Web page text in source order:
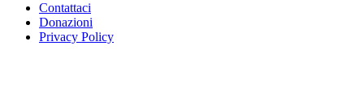
Contattaci
Donazioni
Privacy Policy